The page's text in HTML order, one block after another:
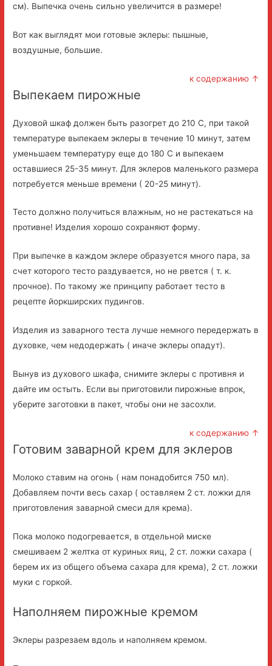
см). Выпечка очень сильно увеличится в размере!
Вот как выглядят мои готовые эклеры: пышные,
воздушные, большие.
к содержанию ↑
Выпекаем пирожные
Духовой шкаф должен быть разогрет до 210 С, при такой
температуре выпекаем эклеры в течение 10 минут, затем
уменьшаем температуру еще до 180 С и выпекаем
оставшиеся 25-35 минут. Для эклеров маленького размера
потребуется меньше времени ( 20-25 минут).
Тесто должно получиться влажным, но не растекаться на
противне! Изделия хорошо сохраняют форму.
При выпечке в каждом эклере образуется много пара, за
счет которого тесто раздувается, но не рвется ( т. к.
прочное). По такому же принципу работает тесто в
рецепте йоркширских пудингов.
Изделия из заварного теста лучше немного передержать в
духовке, чем недодержать ( иначе эклеры опадут).
Вынув из духового шкафа, снимите эклеры с противня и
дайте им остыть. Если вы приготовили пирожные впрок,
уберите заготовки в пакет, чтобы они не засохли.
к содержанию ↑
Готовим заварной крем для эклеров
Молоко ставим на огонь ( нам понадобится 750 мл).
Добавляем почти весь сахар ( оставляем 2 ст. ложки для
приготовления заварной смеси для крема).
Пока молоко подогревается, в отдельной миске
смешиваем 2 желтка от куриных яиц, 2 ст. ложки сахара (
берем их из общего объема сахара для крема), 2 ст. ложки
муки с горкой.
Наполняем пирожные кремом
Эклеры разрезаем вдоль и наполняем кремом.